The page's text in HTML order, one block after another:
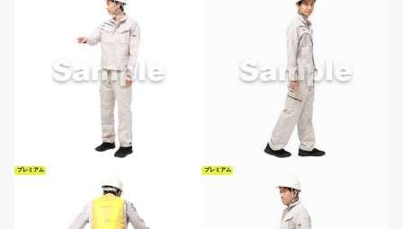
プレミアム プレミアム